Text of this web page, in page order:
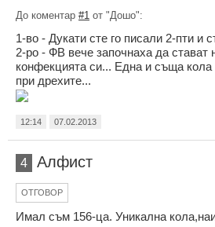
До коментар #1 от "Дошо":
1-во - Дукати сте го писали 2-пти и
2-ро - ФВ вече започнаха да
конфекцията си... Една и съща кола
при дрехите...
12:14 07.02.2013
4 Алфист
ОТГОВОР
Имал съм 156-ца. Уникална